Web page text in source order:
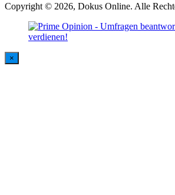
Copyright © 2026, Dokus Online. Alle
×